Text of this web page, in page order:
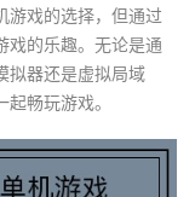
游戏的选择，但通过
戏的乐趣。无论是通
拟器还是虚拟局域
畅玩游戏。